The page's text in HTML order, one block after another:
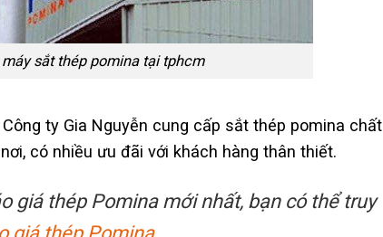
máy sắt thép pomina tại tphcm
ty Gia Nguyễn cung cấp sắt thép pomina chất
có nhiều ưu đãi với khách hàng thân thiết.
giá thép Pomina mới nhất, bạn có thể truy